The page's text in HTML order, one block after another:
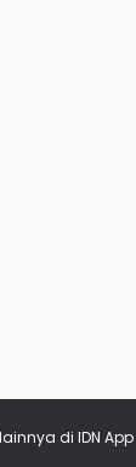
lainnya di IDN App